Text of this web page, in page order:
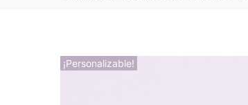
¡Personalizable!